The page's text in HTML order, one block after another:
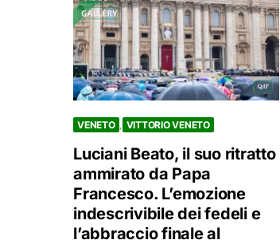
VENETO VITTORIO VENETO
Luciani Beato, il suo ritratto
ammirato da Papa
Francesco. L’emozione
indescrivibile dei fedeli e
l’abbraccio finale al